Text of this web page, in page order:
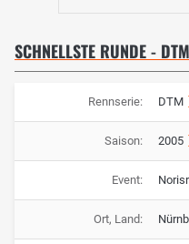
SCHNELLSTE RUNDE -
Rennserie: DTM
Saison: 2005
Event:
Ort, Land: